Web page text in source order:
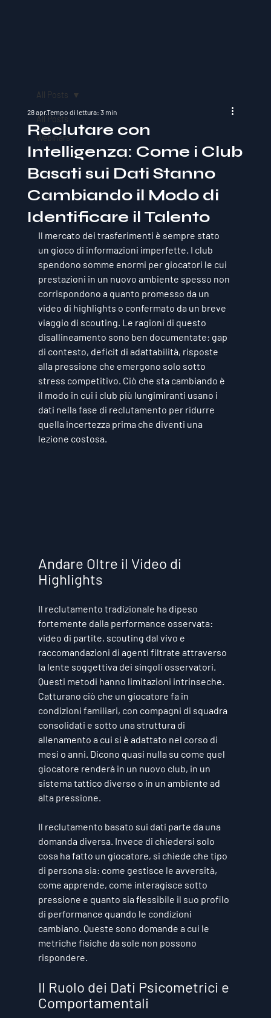
All Posts
Webinars
All Posts
Reclutare con
Intelligenza: Come i Club
Basati sui Dati Stanno
Cambiando il Modo di
Identificare il Talento
28 aprTempo di lettura: 3 min
Il mercato dei trasferimenti è sempre stato
un gioco di informazioni imperfette. I club
spendono somme enormi per giocatori le cui
prestazioni in un nuovo ambiente spesso non
corrispondono a quanto promesso da un
video di highlights o confermato da un breve
viaggio di scouting. Le ragioni di questo
disallineamento sono ben documentate: gap
di contesto, deficit di adattabilità, risposte
alla pressione che emergono solo sotto
stress competitivo. Ciò che sta cambiando è
il modo in cui i club più lungimiranti usano i
dati nella fase di reclutamento per ridurre
quella incertezza prima che diventi una
lezione costosa.
Andare Oltre il Video di
Highlights
Il reclutamento tradizionale ha dipeso
fortemente dalla performance osservata:
video di partite, scouting dal vivo e
raccomandazioni di agenti filtrate attraverso
la lente soggettiva dei singoli osservatori.
Questi metodi hanno limitazioni intrinseche.
Catturano ciò che un giocatore fa in
condizioni familiari, con compagni di squadra
consolidati e sotto una struttura di
allenamento a cui si è adattato nel corso di
mesi o anni. Dicono quasi nulla su come quel
giocatore renderà in un nuovo club, in un
sistema tattico diverso o in un ambiente ad
alta pressione.
Il reclutamento basato sui dati parte da una
domanda diversa. Invece di chiedersi solo
cosa ha fatto un giocatore, si chiede che tipo
di persona sia: come gestisce le avversità,
come apprende, come interagisce sotto
pressione e quanto sia flessibile il suo profilo
di performance quando le condizioni
cambiano. Queste sono domande a cui le
metriche fisiche da sole non possono
rispondere.
Il Ruolo dei Dati Psicometrici e
Comportamentali